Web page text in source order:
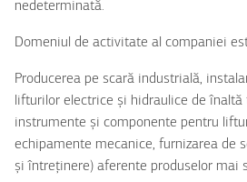
nedeterminată.
Domeniul de activitate al companiei
Producerea pe scară industrială,
lifturilor electrice și hidraulice de înaltă
instrumente și componente pentru
echipamente mecanice, furnizarea de
și întreținere) aferente produselor mai